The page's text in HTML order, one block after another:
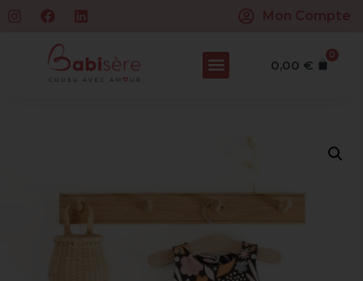
Mon Compte
0,00 €
0